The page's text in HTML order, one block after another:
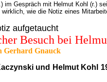
im Gespräch mit Helmut Kohl (r.)
wie die Notiz eines
aufgetaucht
Besuch bei
Gerhard Gnauck
und Helmut Kohl